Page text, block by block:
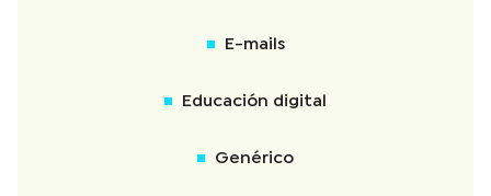
E-mails
Educación digital
Genérico